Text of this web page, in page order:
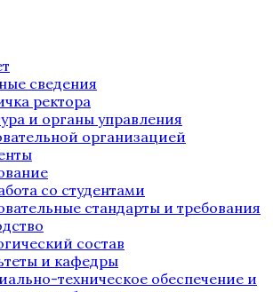
сведения
ректора
и органы управления
организацией
со студентами
стандарты и требования
состав
и кафедры
техническое обеспечение и